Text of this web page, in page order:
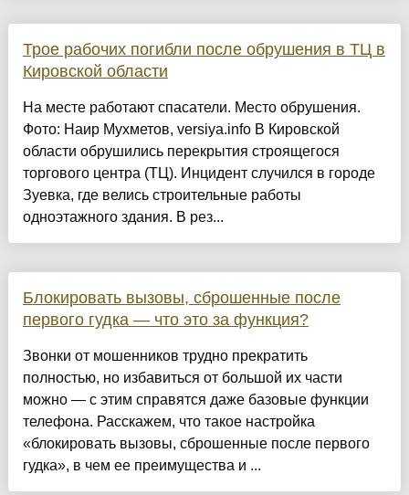
Трое рабочих погибли после обрушения в ТЦ в
Кировской области
На месте работают спасатели. Место обрушения.
Фото: Наир Мухметов, versiya.info В Кировской
области обрушились перекрытия строящегося
торгового центра (ТЦ). Инцидент случился в городе
Зуевка, где велись строительные работы
одноэтажного здания. В рез...
Блокировать вызовы, сброшенные после
первого гудка — что это за функция?
Звонки от мошенников трудно прекратить
полностью, но избавиться от большой их части
можно — с этим справятся даже базовые функции
телефона. Расскажем, что такое настройка
«блокировать вызовы, сброшенные после первого
гудка», в чем ее преимущества и ...